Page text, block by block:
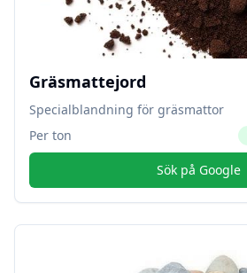
Gräsmattejord
Specialblandning för gräsmattor
Per ton
Sök på Google